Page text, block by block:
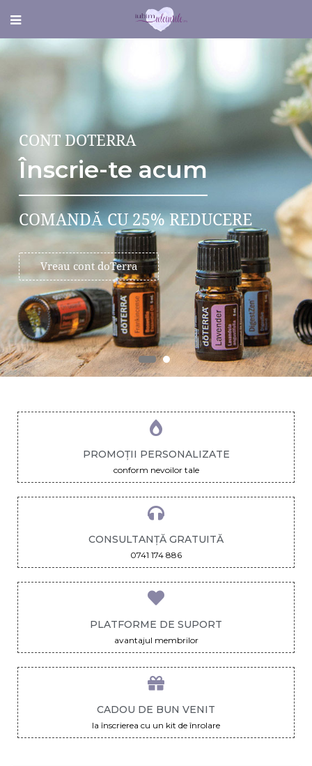
Înscrie-te acum
COMANDĂ CU 25% REDUCERE
Vreau cont doTerra
CONT DOTERRA
PROMOȚII PERSONALIZATE
conform nevoilor tale
CONSULTANȚĂ GRATUITĂ
0741 174 886
PLATFORME DE SUPORT
avantajul membrilor
CADOU DE BUN VENIT
la înscrierea cu un kit de înrolare